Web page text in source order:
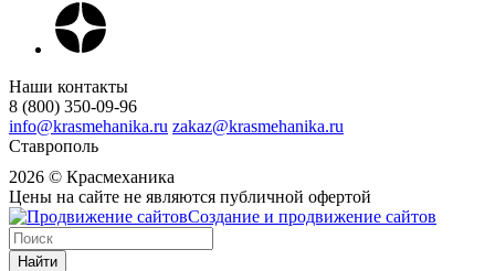
Наши контакты
8 (800) 350-09-96
info@krasmehanika.ru zakaz@krasmehanika.ru
Ставрополь
2026 © Красмеханика
Цены на сайте не являются публичной офертой
Создание и продвижение сайтов
Найти